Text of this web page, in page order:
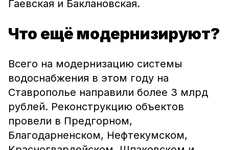
Гаевская и Баклановская.
Что ещё модернизируют?
Всего на модернизацию системы
водоснабжения в этом году на
Ставрополье направили более 3 млрд
рублей. Реконструкцию объектов
провели в Предгорном,
Благодарненском, Нефтекумском,